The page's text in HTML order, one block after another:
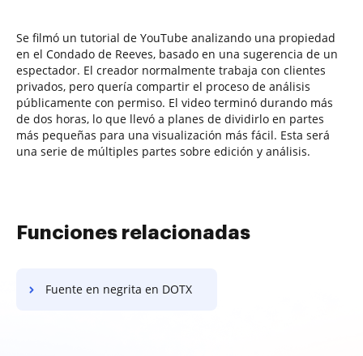
Se filmó un tutorial de YouTube analizando una propiedad
en el Condado de Reeves, basado en una sugerencia de un
espectador. El creador normalmente trabaja con clientes
privados, pero quería compartir el proceso de análisis
públicamente con permiso. El video terminó durando más
de dos horas, lo que llevó a planes de dividirlo en partes
más pequeñas para una visualización más fácil. Esta será
una serie de múltiples partes sobre edición y análisis.
Funciones relacionadas
Fuente en negrita en DOTX